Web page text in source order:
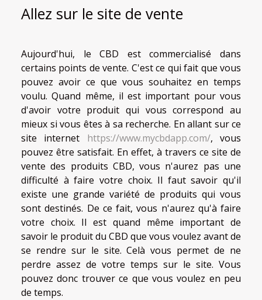
Allez sur le site de vente
Aujourd'hui, le CBD est commercialisé dans
certains points de vente. C'est ce qui fait que vous
pouvez avoir ce que vous souhaitez en temps
voulu. Quand même, il est important pour vous
d'avoir votre produit qui vous correspond au
mieux si vous êtes à sa recherche. En allant sur ce
site internet https://www.mycbdapp.com/, vous
pouvez être satisfait. En effet, à travers ce site de
vente des produits CBD, vous n'aurez pas une
difficulté à faire votre choix. Il faut savoir qu'il
existe une grande variété de produits qui vous
sont destinés. De ce fait, vous n'aurez qu'à faire
votre choix. Il est quand même important de
savoir le produit du CBD que vous voulez avant de
se rendre sur le site. Celà vous permet de ne
perdre assez de votre temps sur le site. Vous
pouvez donc trouver ce que vous voulez en peu
de temps.